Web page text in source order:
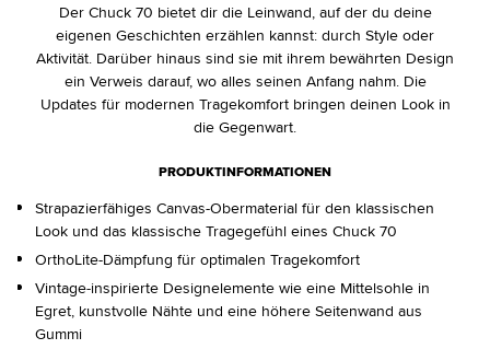
Der Chuck 70 bietet dir die Leinwand, auf der du deine
eigenen Geschichten erzählen kannst: durch Style oder
Aktivität. Darüber hinaus sind sie mit ihrem bewährten Design
ein Verweis darauf, wo alles seinen Anfang nahm. Die
Updates für modernen Tragekomfort bringen deinen Look in
die Gegenwart.
PRODUKTINFORMATIONEN
Strapazierfähiges Canvas-Obermaterial für den klassischen
Look und das klassische Tragegefühl eines Chuck 70
OrthoLite-Dämpfung für optimalen Tragekomfort
Vintage-inspirierte Designelemente wie eine Mittelsohle in
Egret, kunstvolle Nähte und eine höhere Seitenwand aus
Gummi